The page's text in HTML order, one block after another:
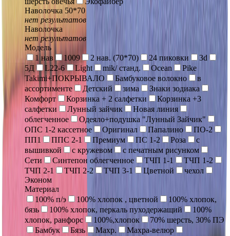
Наволочка 50*70
нет результатов
Наволочка
нет результатов
Модель
1 нав
1009 2 нав. (70*70) 24 пиковки
3d
5Д
L22-6 Light mik/ станд. Ocean
Pike
Takimi+ПОКРЫВАЛО
Бамбуковое волокно
в
ассортименте
Детский зима
Знаки зодиака
Комфорт
Корзинка + 2 салфетки
Корзинка +3
салфетки
Лунный зайчик
Новая линия
облегченное
Одеяло+подушка "Лунный Зайчик"
ОПС 1-2 кассетное
Оригинал Папалино
ПО-2
ПП1
ППС 2-1 Премиум ПС 1-2 Роза
с
вышивкой
с кружевом
с печатным рисунком
Сети
Синтепон облегченное ТЧП 1-1
ТЧП 1-2
ТЧП 2-1
ТЧП 2-2 ТЧП 3-1 Цветной
чехол
Эконом
Материал
100% п/э
100% хлопок , цветной
100% хлопок,
бязь
100% хлопок, перкаль пуходержащий
100%
хлопок, ранфорс
100%,хлопок
70% шерсть, 30% ПЭ
Бамбук
Бязь Махр.
Махра-велюр